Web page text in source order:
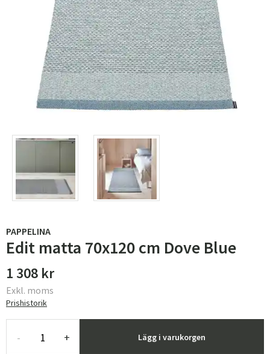
PAPPELINA
Edit matta 70x120 cm Dove Blue
1 308 kr
Exkl. moms
Prishistorik
- + Lägg i varukorgen